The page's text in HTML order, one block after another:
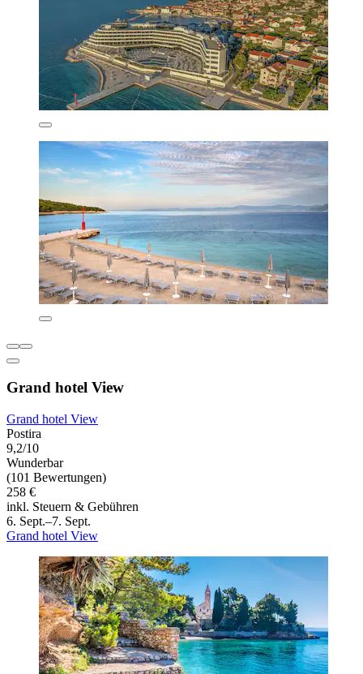
Grand hotel View
Grand hotel View
Postira
9,2/10
Wunderbar
(101 Bewertungen)
258 €
inkl. Steuern & Gebühren
6. Sept.–7. Sept.
Grand hotel View